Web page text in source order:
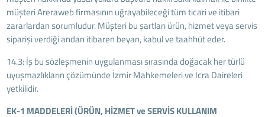
müşteri Areraweb firmasının uğrayabileceği tüm ticari ve itibari
zararlardan sorumludur. Müşteri bu şartları ürün, hizmet veya servis
siparişi verdiği andan itibaren beyan, kabul ve taahhüt eder.
14.3: İş bu sözleşmenin uygulanması sırasında doğacak her türlü
uyuşmazlıkların çözümünde İzmir Mahkemeleri ve İcra Daireleri
yetkilidir.
EK-1 MADDELERİ (ÜRÜN, HİZMET ve SERVİS KULLANIM